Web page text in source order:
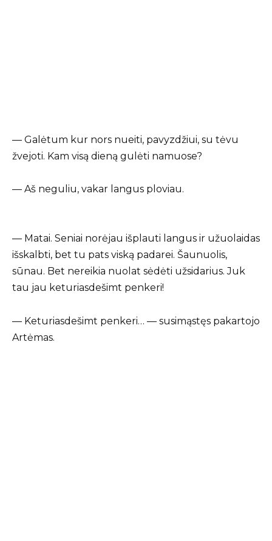
— Galėtum kur nors nueiti, pavyzdžiui, su tėvu
žvejoti. Kam visą dieną gulėti namuose?
— Aš neguliu, vakar langus ploviau.
— Matai. Seniai norėjau išplauti langus ir užuolaidas
išskalbti, bet tu pats viską padarei. Šaunuolis,
sūnau. Bet nereikia nuolat sėdėti užsidarius. Juk
tau jau keturiasdešimt penkeri!
— Keturiasdešimt penkeri… — susimąstęs pakartojo
Artėmas.